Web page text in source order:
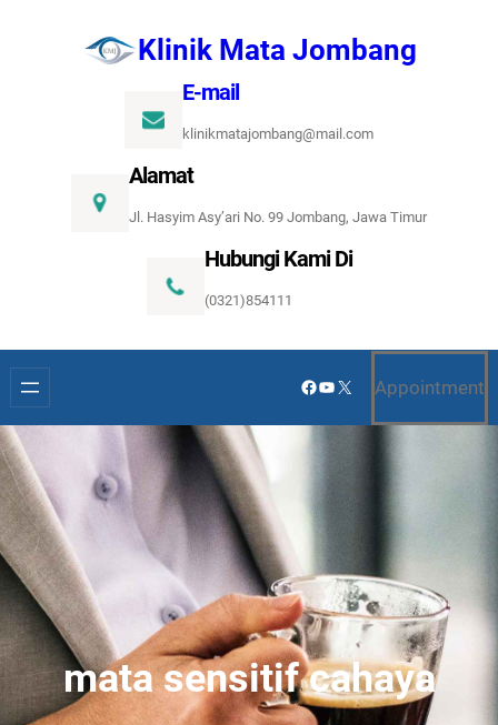
Klinik Mata Jombang
E-mail
klinikmatajombang@mail.com
Alamat
Jl. Hasyim Asy’ari No. 99 Jombang, Jawa Timur
Hubungi Kami Di
(0321)854111
Facebook
YouTube
X Appointment
mata sensitif cahaya